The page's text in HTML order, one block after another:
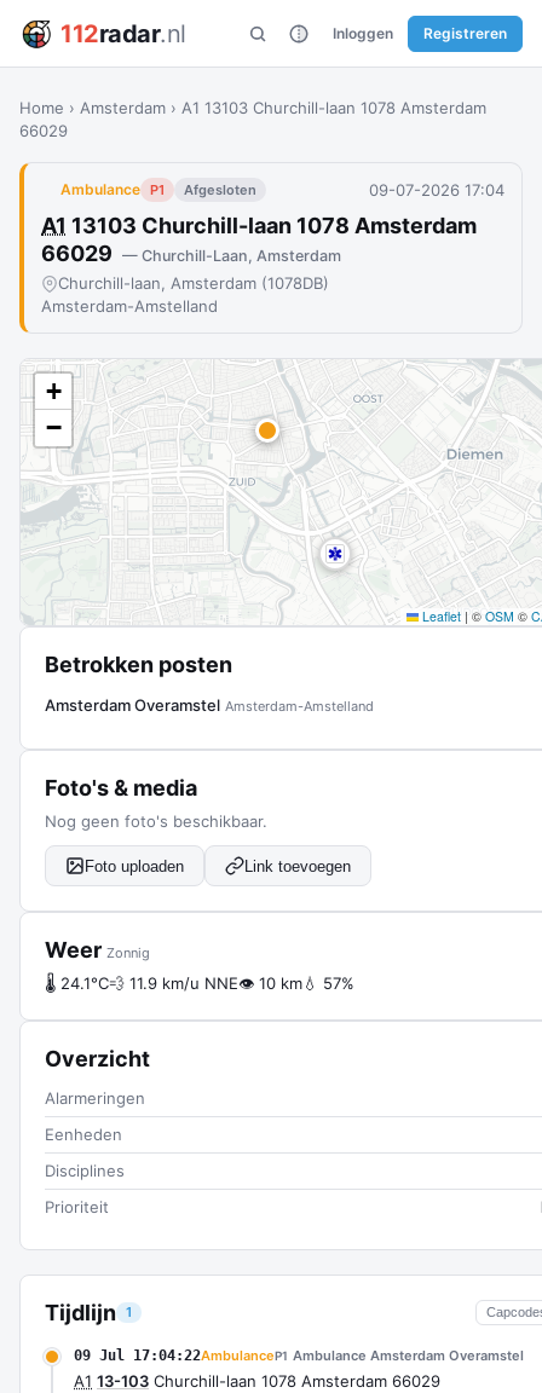
112radar.nl Inloggen Registreren
Home › Amsterdam › A1 13103 Churchill-laan 1078 Amsterdam
66029
Ambulance P1 Afgesloten 09-07-2026 17:04
A1 13103 Churchill-laan 1078 Amsterdam
66029 — Churchill-Laan, Amsterdam
Churchill-laan, Amsterdam (1078DB)
Amsterdam-Amstelland
Tijdlijn 1
09 Jul 17:04:22AmbulanceP1 Ambulance Amsterdam Overamstel
A1 13-103 Churchill-laan 1078 Amsterdam 66029
+
−
Leaflet | © OSM ©
Betrokken posten
Amsterdam Overamstel Amsterdam-Amstelland
Foto's & media
Nog geen foto's beschikbaar.
Foto uploaden Link toevoegen
Weer Zonnig
🌡 24.1°C💨 11.9 km/u NNE👁 10 km💧 57%
Overzicht
Alarmeringen
Eenheden
Disciplines
Prioriteit